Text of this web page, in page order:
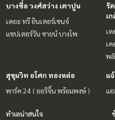
บางซื่อ วงศ์สว่าง เตาปูน
เดอะ ทรี อินเตอร์เชนจ์
แชปเตอร์วัน ชายน์ บางโพ
รั
เ
เ
เ
พ
สุขุมวิท อโศก ทองหล่อ
พาร์ค 24 ( ออริจิ้น พร้อมพงษ์ )
แ
แ
ทำเลน่าสนใจ